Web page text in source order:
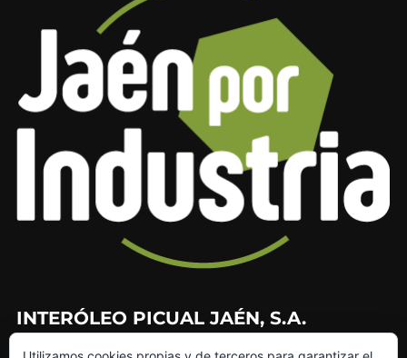
INTERÓLEO PICUAL JAÉN, S.A.